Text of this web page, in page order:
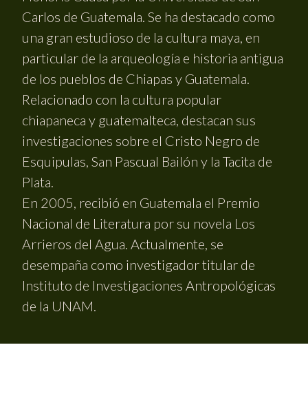
Carlos de Guatemala. Se ha destacado como
una gran estudioso de la cultura maya, en
particular de la arqueología e historia antigua
de los pueblos de Chiapas y Guatemala.
Relacionado con la cultura popular
chiapaneca y guatemalteca, destacan sus
investigaciones sobre el Cristo Negro de
Esquipulas, San Pascual Bailón y la Tacita de
Plata.
En 2005, recibió en Guatemala el Premio
Nacional de Literatura por su novela Los
Arrieros del Agua. Actualmente, se
desempaña como investigador titular de
Instituto de Investigaciones Antropológicas
de la UNAM.